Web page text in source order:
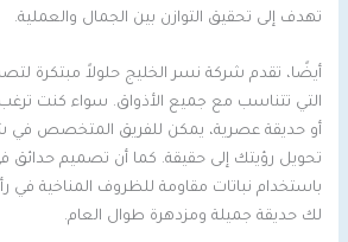
تهدف إلى تحقيق التوازن بين الجمال والعملية.
أيضًا، تقدم شركة نسر الخليج حلولاً مبتكرة
التي تتناسب مع جميع الأذواق. سواء كنت
أو حديقة عصرية، يمكن للفريق المتخصص في
تحويل رؤيتك إلى حقيقة. كما أن تصميم حدائق
باستخدام نباتات مقاومة للظروف المناخية
لك حديقة جميلة ومزدهرة طوال العام.